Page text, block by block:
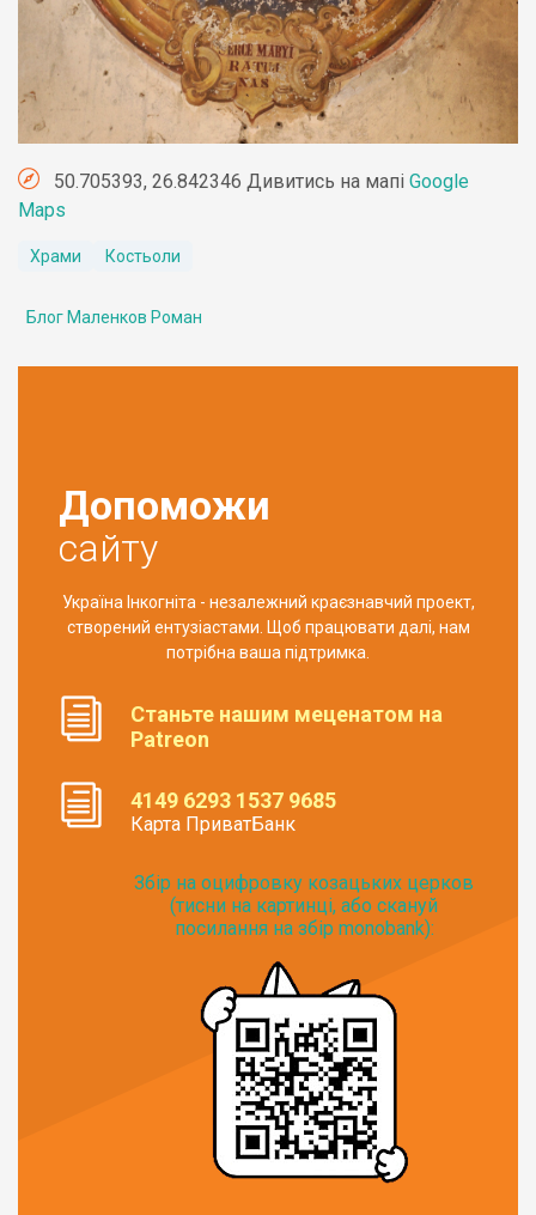
50.705393, 26.842346 Дивитись на мапі Google
Maps
Храми Костьоли
Блог Маленков Роман
Допоможи
сайту
Україна Інкогніта - незалежний краєзнавчий проект,
створений ентузіастами. Щоб працювати далі, нам
потрібна ваша підтримка.
Станьте нашим меценатом на
Patreon
4149 6293 1537 9685
Карта ПриватБанк
Збір на оцифровку козацьких церков
(тисни на картинці, або скануй
посилання на збір monobank):